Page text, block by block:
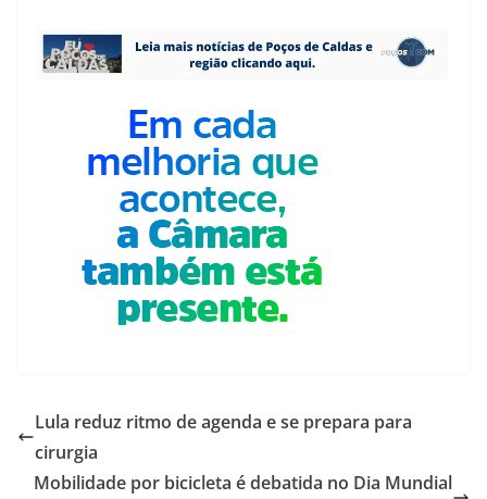
Lula reduz ritmo de agenda e se prepara para
cirurgia
Mobilidade por bicicleta é debatida no Dia Mundial